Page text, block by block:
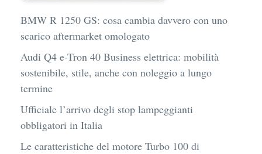
BMW R 1250 GS: cosa cambia davvero con uno
scarico aftermarket omologato
Audi Q4 e-Tron 40 Business elettrica: mobilità
sostenibile, stile, anche con noleggio a lungo
termine
Ufficiale l’arrivo degli stop lampeggianti
obbligatori in Italia
Le caratteristiche del motore Turbo 100 di